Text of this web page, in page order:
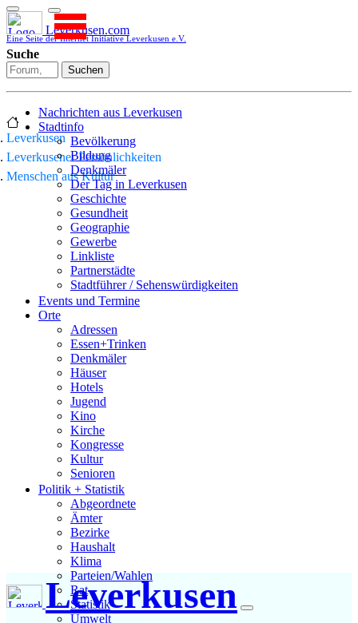
Leverkusen.com
Eine Seite der Internet Initiative Leverkusen e.V.
Suche
Suchen
Nachrichten aus Leverkusen
Stadtinfo
Bevölkerung
Bildung
Denkmäler
Der Tag in Leverkusen
Geschichte
Gesundheit
Geographie
Gewerbe
Linkliste
Partnerstädte
Stadtführer / Sehenswürdigkeiten
Stadtplan
Sport
Who is who
Wohnen
Events und Termine
Orte
Adressen
Essen+Trinken
Denkmäler
Häuser
Hotels
Jugend
Kino
Kirche
Kongresse
Kultur
Senioren
Stadtführer
Straßen
Politik + Statistik
Abgeordnete
Ämter
Bezirke
Haushalt
Klima
Parteien/Wahlen
Rat
Statistik
Umwelt
Leverkusen
Leverkusener Persönlichkeiten
Menschen aus Kultur
Leverkusen